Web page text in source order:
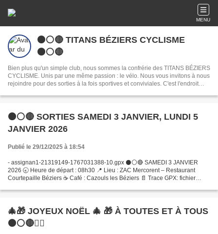
MENU
⚫️⚪️🔴 TITANS BÉZIERS CYCLISME
⚫️⚪️🔴
Bien plus qu'un simple club, nous sommes la confrérie des TITANS BÉZIERS
CYCLISME. Unis par une même passion : le vélo. Nous vous invitons à nous
rejoindre pour des sorties à la fois sportives et conviviales. C'est l'endroit
amitiés.
⚫⚪🔴 SORTIES SAMEDI 3 JANVIER, LUNDI 5
JANVIER 2026
Publié le 29/12/2025 à 18:54
- assignan1-21319149-1767031388-10.gpx ⚫️⚪️🔴 SAMEDI 3 JANVIER
2026 🕣 Heure de départ : 08h30 📍 Lieu : ZAC Mercorent – Restaurant
Courtepaille Béziers ☕️ Café : Cazouls les Béziers 📄 Trace GPX: fichier
🎄🎁 JOYEUX NOËL 🎄 🎁 À TOUTES ET À TOUS
⚫️⚪️🔴🚴‍♀️